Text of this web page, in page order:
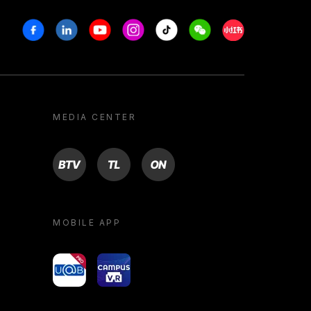
FacebookLinkedinYoutubeInstagram
Tiktok WeechatXiaohongshu/
MEDIA CENTER
BTV TL ON
MOBILE APP
yoU@B Campus VR